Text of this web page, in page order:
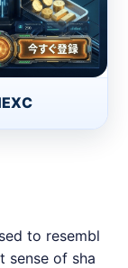
to resembl
sense of sha